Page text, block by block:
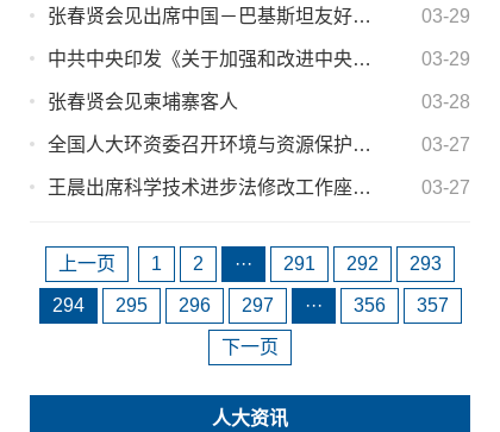
张春贤会见出席中国－巴基斯坦友好省市合作论坛代表 03-29
中共中央印发《关于加强和改进中央和国家机关党的建设的意见》 03-29
张春贤会见柬埔寨客人 03-28
全国人大环资委召开环境与资源保护工作座谈会 依法推动打好污染防治攻坚战 03-27
王晨出席科学技术进步法修改工作座谈会并讲话 03-27
上一页 1 2 ··· 291 292 293
294 295 296 297 ··· 356 357
下一页
人大资讯